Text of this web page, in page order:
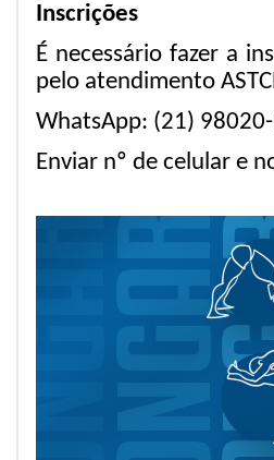
Inscrições
É necessário fazer a
pelo atendimento
WhatsApp: (21)
Enviar nº de celular e